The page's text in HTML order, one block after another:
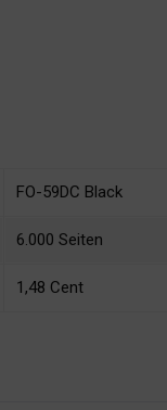
FO-59DC Black
6.000 Seiten
1,48 Cent